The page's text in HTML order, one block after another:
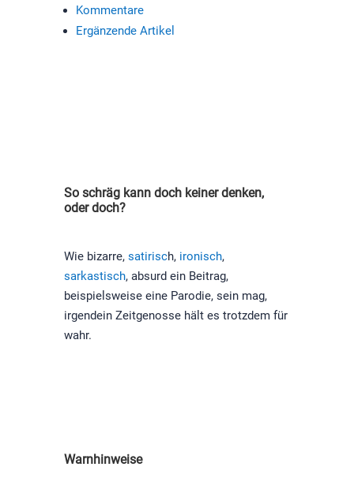
Kommentare
Ergänzende Artikel
So schräg kann doch keiner denken,
oder doch?
Wie bizarre, satirisch, ironisch,
sarkastisch, absurd ein Beitrag,
beispielsweise eine Parodie, sein mag,
irgendein Zeitgenosse hält es trotzdem für
wahr.
Warnhinweise